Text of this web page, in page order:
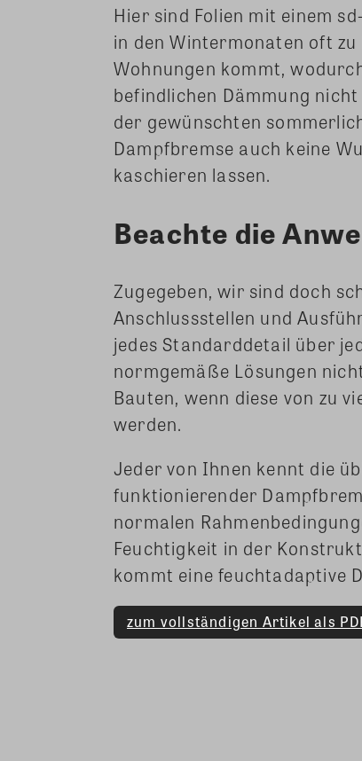
Hier sind Folien mit einem
in den Wintermonaten oft
Wohnungen kommt,
befindlichen Dämmung
der gewünschten
Dampfbremse auch keine
kaschieren lassen.
Beachte die
Zugegeben, wir sind doch
Anschlussstellen und
jedes Standarddetail über
normgemäße Lösungen
Bauten, wenn diese von zu
werden.
Jeder von Ihnen kennt die
funktionierender
normalen
Feuchtigkeit in der
kommt eine feuchtadaptive
zum vollständigen Artikel als